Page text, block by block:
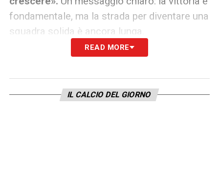
fondamentale, ma la strada per diventare una
squadra solida è ancora lunga.
READ MORE
IL CALCIO DEL GIORNO